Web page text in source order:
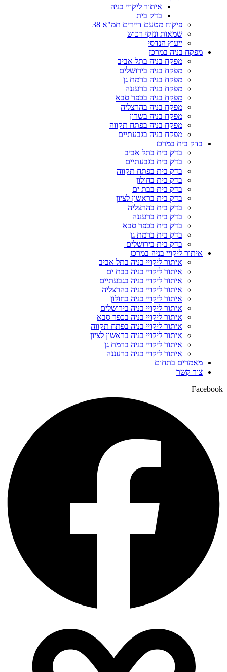
איתור ליקויי בניה
בדק בית
פיקוח מטעם דיירים תמ"א 38
שמאות ונזקי רכוש
ייעוץ הנדסי
מפקח בניה במרכז
מפקח בניה בתל אביב
מפקח בניה בירושלים
מפקח בניה ברמת גן
מפקח בניה ברעננה
מפקח בניה בכפר סבא
מפקח בניה בהרצליה
מפקח בניה בשרון
מפקח בניה בפתח תקווה
מפקח בניה בגבעתיים
בדק בית במרכז
בדק בית בתל אביב
בדק בית בגבעתיים
בדק בית בפתח תקווה
בדק בית בחולון
בדק בית בבת ים
בדק בית בראשון לציון
בדק בית בהרצליה
בדק בית ברעננה
בדק בית בכפר סבא
בדק בית ברמת גן
בדק בית בירושלים
איתור ליקויי בניה במרכז
איתור ליקויי בניה בתל אביב
איתור ליקויי בניה בבת ים
איתור ליקויי בניה בגבעתיים
איתור ליקויי בניה בהרצליה
איתור ליקויי בניה בחולון
איתור ליקויי בניה בירושלים
איתור ליקויי בניה בכפר סבא
איתור ליקויי בניה בפתח תקווה
איתור ליקויי בניה בראשון לציון
איתור ליקויי בניה ברמת גן
איתור ליקויי בניה ברעננה
מאמרים בתחום
צור קשר
Facebook